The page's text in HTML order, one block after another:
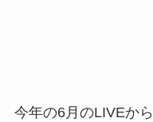
今年の6月のLIVEから